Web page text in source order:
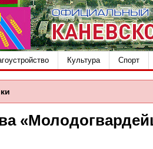
Культура Спорт